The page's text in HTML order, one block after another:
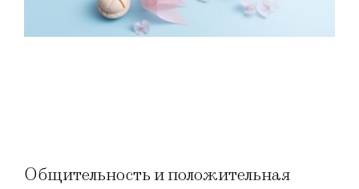
Общительность и положительная